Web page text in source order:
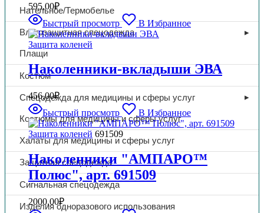
Нательное/Термобелье
Влагозащитная спецодежда
Плащи
Костюм
Спецодежда для медицины и сферы услуг
Костюмы для медицины и сферы услуг
Халаты для медицины и сферы услуг
Защитная спецодежда
Сигнальная спецодежда
Изделия одноразового использования
595,00₽
Быстрый просмотр
В Избранное
Защита коленей
Наколенники-вкладыши ЭВА
456,00₽
Быстрый просмотр
В Избранное
Защита коленей 691509
Наколенники "АМПАРО™
Полюс", арт. 691509
2000,00₽